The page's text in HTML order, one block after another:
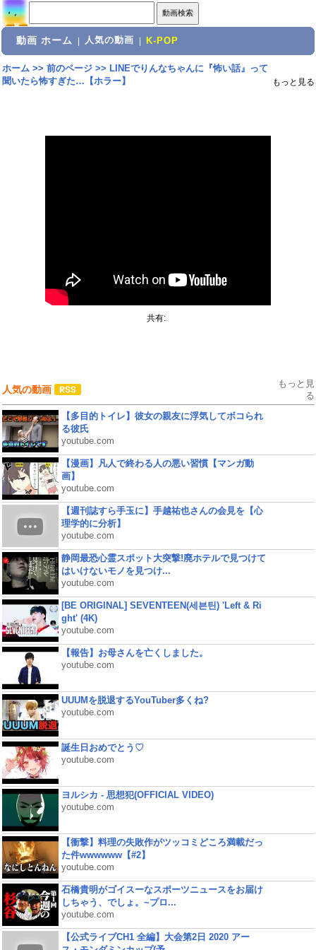
動画 ホーム 人気の動画 K-POP
ホーム>> 前のページ>> LINEでりんなちゃんに『怖い話』って
聞いたら怖すぎた…【ホラー】
もっと見る
共有:
人気の動画
もっと見
る
【多目的トイレ】彼女の親友に浮気してボコられ
る彼氏
youtube.com
【漫画】凡人で終わる人の悪い習慣【マンガ動
画】
youtube.com
【週刊誌すら手玉に】手越祐也さんの会見を【心
理学的に分析】
youtube.com
静岡最恐心霊スポット大突撃!廃ホテルで見つけて
はいけないモノを見つけ...
youtube.com
[BE ORIGINAL] SEVENTEEN(세븐틴) 'Left & Ri
ght' (4K)
youtube.com
【報告】お母さんを亡くしました。
youtube.com
UUUMを脱退するYouTuber多くね?
youtube.com
誕生日おめでとう♡
youtube.com
ヨルシカ - 思想犯(OFFICIAL VIDEO)
youtube.com
【衝撃】料理の失敗作がツッコミどころ満載だっ
た件wwwwww【#2】
youtube.com
石橋貴明がゴイスーなスポーツニュースをお届け
しちゃう、でしょ。~プロ...
youtube.com
【公式ライブCH1 全編】大会第2日 2020 アー